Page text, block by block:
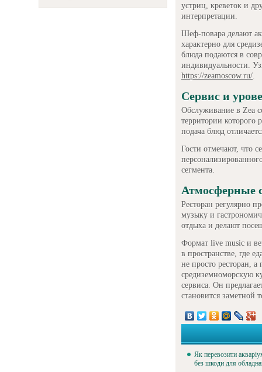
устриц, креветок и
интерпретации.
Шеф-повара делают
характерно для
блюда подаются в
индивидуальности.
https://zeamoscow.ru/
Сервис и
Обслуживание в Zea
территории которого
подача блюд
Гости отмечают, что
сегмента.
Атмосферные
Ресторан регулярно
музыку и
отдыха и делают
Формат live music и
в пространстве, где
не просто ресторан,
средиземноморскую
сервиса. Он
становится заметной
Як перевозити
без шкоди для